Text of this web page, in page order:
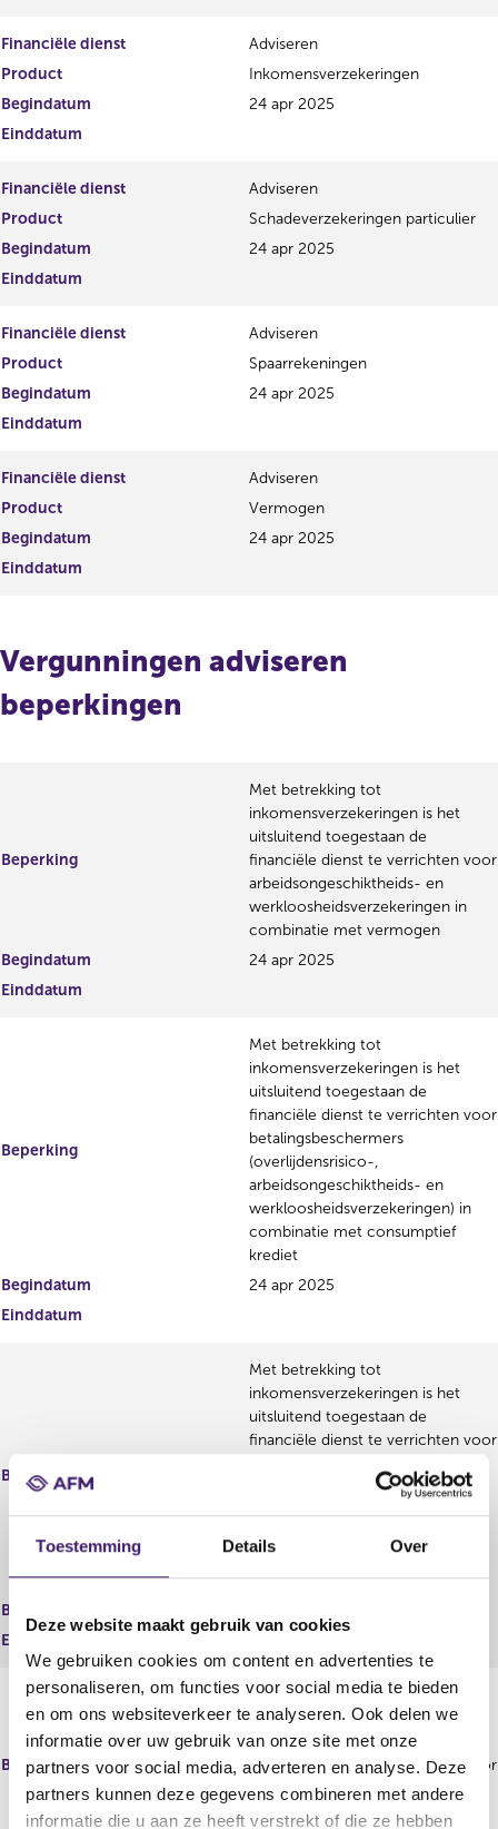
Toestemming Details Over
Deze website maakt gebruik van cookies
We gebruiken cookies om content en advertenties te
personaliseren, om functies voor social media te bieden
en om ons websiteverkeer te analyseren. Ook delen we
informatie over uw gebruik van onze site met onze
partners voor social media, adverteren en analyse. Deze
partners kunnen deze gegevens combineren met andere
informatie die u aan ze heeft verstrekt of die ze hebben
Financiële dienst
Adviseren
Product
Inkomensverzekeringen
Begindatum
24 apr 2025
Einddatum
Financiële dienst
Adviseren
Product
Schadeverzekeringen particulier
Begindatum
24 apr 2025
Einddatum
Financiële dienst
Adviseren
Product
Spaarrekeningen
Begindatum
24 apr 2025
Einddatum
Financiële dienst
Adviseren
Product
Vermogen
Begindatum
24 apr 2025
Einddatum
Vergunningen adviseren
beperkingen
Beperking
Met betrekking tot
inkomensverzekeringen is het
uitsluitend toegestaan de
financiële dienst te verrichten voor
arbeidsongeschiktheids- en
werkloosheidsverzekeringen in
combinatie met vermogen
Begindatum
24 apr 2025
Einddatum
Beperking
Met betrekking tot
inkomensverzekeringen is het
uitsluitend toegestaan de
financiële dienst te verrichten voor
betalingsbeschermers
(overlijdensrisico-,
arbeidsongeschiktheids- en
werkloosheidsverzekeringen) in
combinatie met consumptief
krediet
Begindatum
24 apr 2025
Einddatum
Beperking
Met betrekking tot
inkomensverzekeringen is het
uitsluitend toegestaan de
financiële dienst te verrichten voor
(overlijdensrisico-,
combinatie met hypothecair
krediet
Begindatum
Einddatum
Beperking
Met betrekking tot
schadeverzekeringen particulier is
het uitsluitend toegestaan de
financiële dienst te verrichten voor
opstal- en inboedelverzekeringen
in combinatie met hypothecair